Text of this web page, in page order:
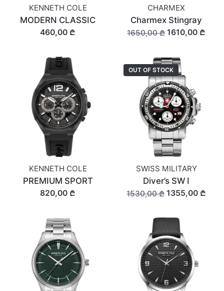
KENNETH COLE
MODERN CLASSIC
460,00 ₾
CHARMEX
Charmex Stingray
1650,00 ₾ 1610,00 ₾
KENNETH COLE
PREMIUM SPORT
820,00 ₾
OUT OF STOCK
SWISS MILITARY
Diver’s SW I
1530,00 ₾ 1355,00 ₾